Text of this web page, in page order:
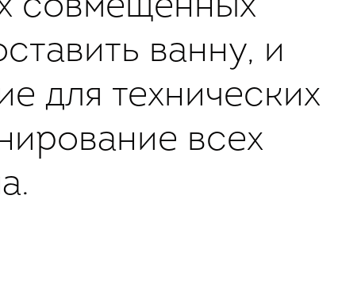
совмещенных
ванну, и
для технических
всех